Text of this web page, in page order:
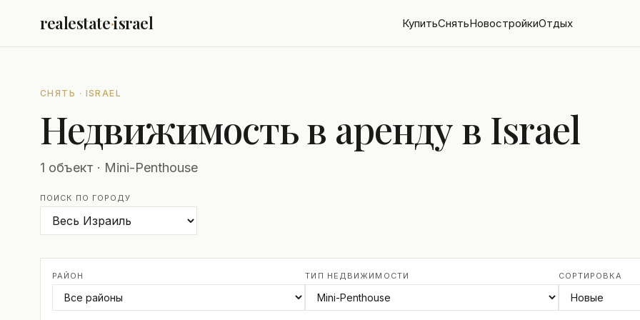
realestate·israel КупитьСнятьНовостройкиОтдых
СНЯТЬ · ISRAEL
Недвижимость в аренду в Israel
1 объект · Mini-Penthouse
ПОИСК ПО ГОРОДУ
РАЙОН ТИП НЕДВИЖИМОСТИ СОРТИРОВКА